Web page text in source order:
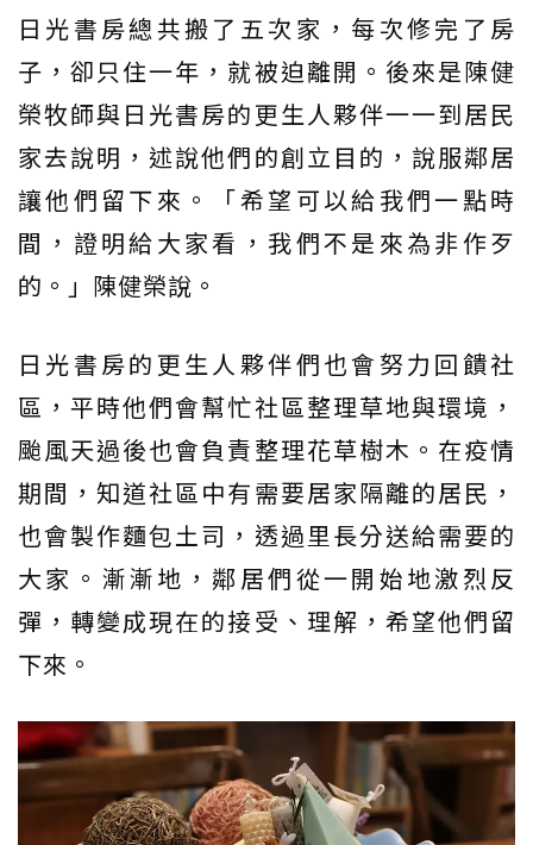
日光書房總共搬了五次家，每次修完了房
子，卻只住一年，就被迫離開。後來是陳健
榮牧師與日光書房的更生人夥伴一一到居民
家去說明，述說他們的創立目的，說服鄰居
讓他們留下來。「希望可以給我們一點時
間，證明給大家看，我們不是來為非作歹
的。」陳健榮說。
日光書房的更生人夥伴們也會努力回饋社
區，平時他們會幫忙社區整理草地與環境，
颱風天過後也會負責整理花草樹木。在疫情
期間，知道社區中有需要居家隔離的居民，
也會製作麵包土司，透過里長分送給需要的
大家。漸漸地，鄰居們從一開始地激烈反
彈，轉變成現在的接受、理解，希望他們留
下來。